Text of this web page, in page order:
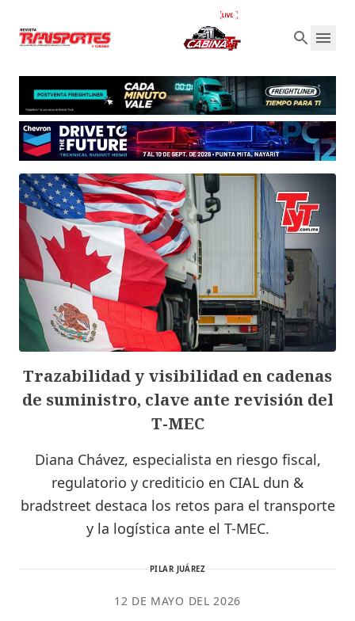
Trazabilidad y visibilidad en cadenas
de suministro, clave ante revisión del
T-MEC
Diana Chávez, especialista en riesgo fiscal,
regulatorio y crediticio en CIAL dun &
bradstreet destaca los retos para el transporte
y la logística ante el T-MEC.
PILAR JUÁREZ
12 DE MAYO DEL 2026